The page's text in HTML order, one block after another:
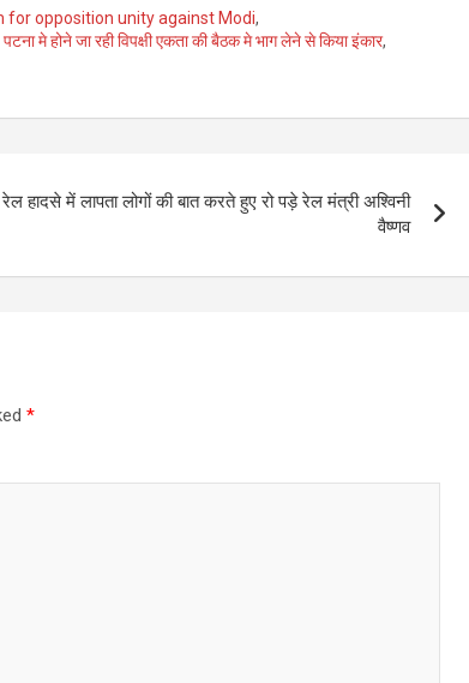
for opposition unity against Modi,
पटना मे होने जा रही विपक्षी एकता की बैठक मे भाग लेने से किया इंकार,
रेल हादसे में लापता लोगों की बात करते हुए रो पड़े रेल मंत्री अश्विनी
वैष्णव
*